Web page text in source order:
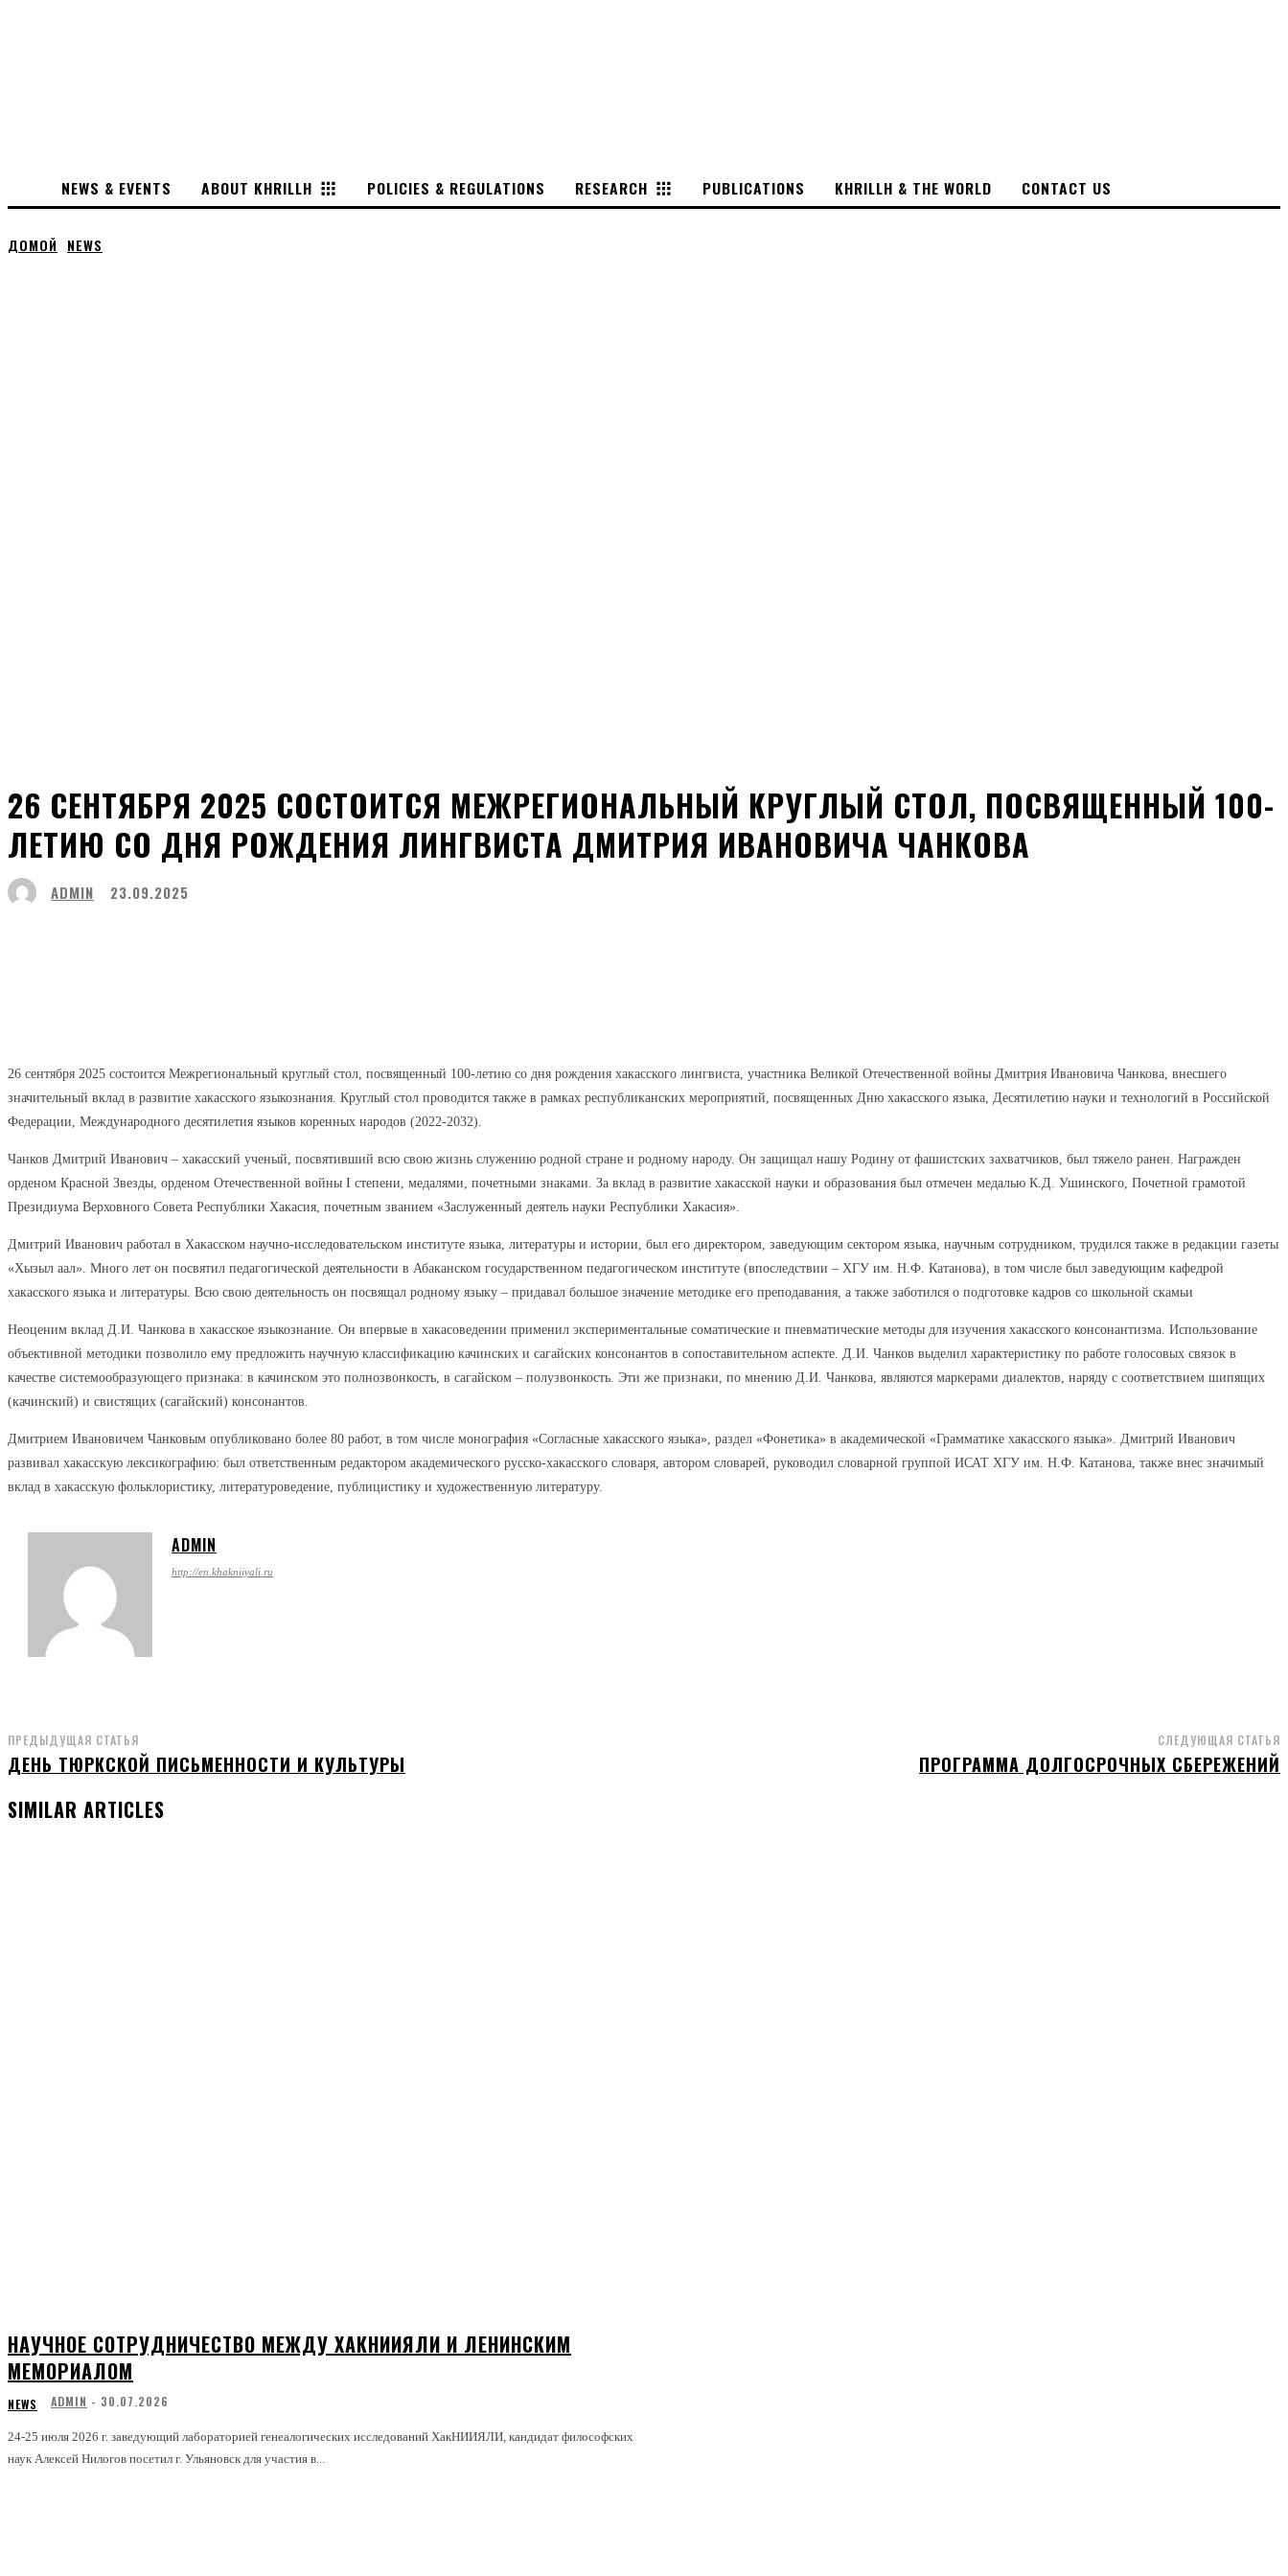
NEWS & EVENTS ABOUT KHRILLH POLICIES & REGULATIONS RESEARCH PUBLICATIONS KHRILLH & THE WORLD CONTACT US
ДОМОЙ NEWS
26 СЕНТЯБРЯ 2025 СОСТОИТСЯ МЕЖРЕГИОНАЛЬНЫЙ КРУГЛЫЙ СТОЛ, ПОСВЯЩЕННЫЙ 100-
ЛЕТИЮ СО ДНЯ РОЖДЕНИЯ ЛИНГВИСТА ДМИТРИЯ ИВАНОВИЧА ЧАНКОВА
ADMIN 23.09.2025
26 сентября 2025 состоится Межрегиональный круглый стол, посвященный 100-летию со дня рождения хакасского лингвиста, участника Великой Отечественной войны Дмитрия Ивановича Чанкова, внесшего
значительный вклад в развитие хакасского языкознания. Круглый стол проводится также в рамках республиканских мероприятий, посвященных Дню хакасского языка, Десятилетию науки и технологий в Российской
Федерации, Международного десятилетия языков коренных народов (2022-2032).
Чанков Дмитрий Иванович – хакасский ученый, посвятивший всю свою жизнь служению родной стране и родному народу. Он защищал нашу Родину от фашистских захватчиков, был тяжело ранен. Награжден
орденом Красной Звезды, орденом Отечественной войны I степени, медалями, почетными знаками. За вклад в развитие хакасской науки и образования был отмечен медалью К.Д. Ушинского, Почетной грамотой
Президиума Верховного Совета Республики Хакасия, почетным званием «Заслуженный деятель науки Республики Хакасия».
Дмитрий Иванович работал в Хакасском научно-исследовательском институте языка, литературы и истории, был его директором, заведующим сектором языка, научным сотрудником, трудился также в редакции газеты
«Хызыл аал». Много лет он посвятил педагогической деятельности в Абаканском государственном педагогическом институте (впоследствии – ХГУ им. Н.Ф. Катанова), в том числе был заведующим кафедрой
хакасского языка и литературы. Всю свою деятельность он посвящал родному языку – придавал большое значение методике его преподавания, а также заботился о подготовке кадров со школьной скамьи
Неоценим вклад Д.И. Чанкова в хакасское языкознание. Он впервые в хакасоведении применил экспериментальные соматические и пневматические методы для изучения хакасского консонантизма. Использование
объективной методики позволило ему предложить научную классификацию качинских и сагайских консонантов в сопоставительном аспекте. Д.И. Чанков выделил характеристику по работе голосовых связок в
качестве системообразующего признака: в качинском это полнозвонкость, в сагайском – полузвонкость. Эти же признаки, по мнению Д.И. Чанкова, являются маркерами диалектов, наряду с соответствием шипящих
(качинский) и свистящих (сагайский) консонантов.
Дмитрием Ивановичем Чанковым опубликовано более 80 работ, в том числе монография «Согласные хакасского языка», раздел «Фонетика» в академической «Грамматике хакасского языка». Дмитрий Иванович
развивал хакасскую лексикографию: был ответственным редактором академического русско-хакасского словаря, автором словарей, руководил cловарной группой ИСАТ ХГУ им. Н.Ф. Катанова, также внес значимый
вклад в хакасскую фольклористику, литературоведение, публицистику и художественную литературу.
ADMIN
http://en.khakniiyali.ru
ПРЕДЫДУЩАЯ СТАТЬЯ
ДЕНЬ ТЮРКСКОЙ ПИСЬМЕННОСТИ И КУЛЬТУРЫ
СЛЕДУЮЩАЯ СТАТЬЯ
ПРОГРАММА ДОЛГОСРОЧНЫХ СБЕРЕЖЕНИЙ
SIMILAR ARTICLES
НАУЧНОЕ СОТРУДНИЧЕСТВО МЕЖДУ ХАКНИИЯЛИ И ЛЕНИНСКИМ
МЕМОРИАЛОМ
NEWS ADMIN - 30.07.2026
24-25 июля 2026 г. заведующий лабораторией генеалогических исследований ХакНИИЯЛИ, кандидат философских
наук Алексей Нилогов посетил г. Ульяновск для участия в...